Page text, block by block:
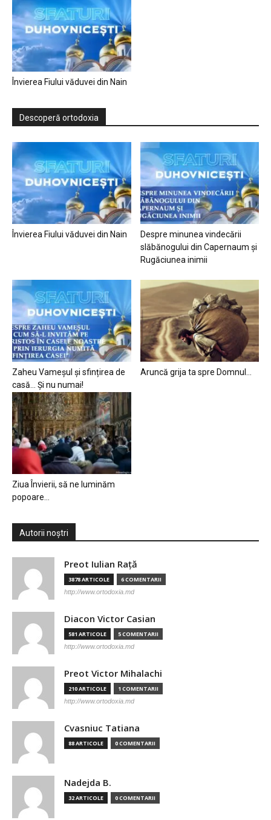
Învierea Fiului văduvei din Nain
Descoperă ortodoxia
Învierea Fiului văduvei din Nain
Despre minunea vindecării
slăbănogului din Capernaum și
Rugăciunea inimii
Zaheu Vameșul și sfințirea de
casă… Și nu numai!
Aruncă grija ta spre Domnul…
Ziua Învierii, să ne luminăm
popoare…
Autorii noștri
Preot Iulian Raţă
3878 ARTICOLE 6 COMENTARII
http://www.ortodoxia.md
Diacon Victor Casian
581 ARTICOLE 5 COMENTARII
http://www.ortodoxia.md
Preot Victor Mihalachi
210 ARTICOLE 1 COMENTARII
http://www.ortodoxia.md
Cvasniuc Tatiana
88 ARTICOLE 0 COMENTARII
Nadejda B.
32 ARTICOLE 0 COMENTARII